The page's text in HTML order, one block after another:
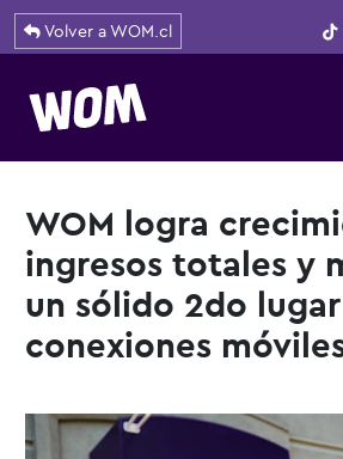
Volver a WOM.cl
Navegación principal
WOM logra
ingresos totales y
un sólido 2do
conexiones